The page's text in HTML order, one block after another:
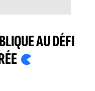
AU DÉFI